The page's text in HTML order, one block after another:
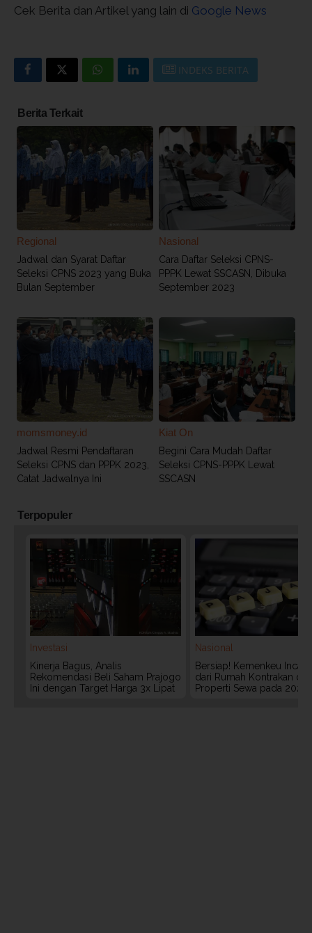
Cek Berita dan Artikel yang lain di Google News
INDEKS BERITA
Berita Terkait
Regional
Jadwal dan Syarat Daftar
Seleksi CPNS 2023 yang Buka
Bulan September
Nasional
Cara Daftar Seleksi CPNS-
PPPK Lewat SSCASN, Dibuka
September 2023
momsmoney.id
Jadwal Resmi Pendaftaran
Seleksi CPNS dan PPPK 2023,
Catat Jadwalnya Ini
Kiat On
Begini Cara Mudah Daftar
Seleksi CPNS-PPPK Lewat
SSCASN
Terpopuler
Investasi
Kinerja Bagus, Analis
Rekomendasi Beli Saham Prajogo
Ini dengan Target Harga 3x Lipat
Nasional
Bersiap! Kemenkeu Incar
dari Rumah Kontrakan dan
Properti Sewa pada 2027